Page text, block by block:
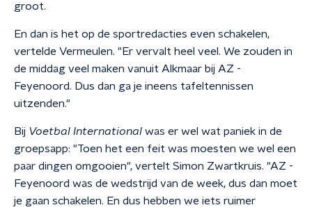
groot.
En dan is het op de sportredacties even schakelen,
vertelde Vermeulen. "Er vervalt heel veel. We zouden in
de middag veel maken vanuit Alkmaar bij AZ -
Feyenoord. Dus dan ga je ineens tafeltennissen
uitzenden."
Bij Voetbal International was er wel wat paniek in de
groepsapp: "Toen het een feit was moesten we wel een
paar dingen omgooien", vertelt Simon Zwartkruis. "AZ -
Feyenoord was de wedstrijd van de week, dus dan moet
je gaan schakelen. En dus hebben we iets ruimer